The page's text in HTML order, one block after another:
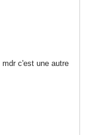
c'est une autre